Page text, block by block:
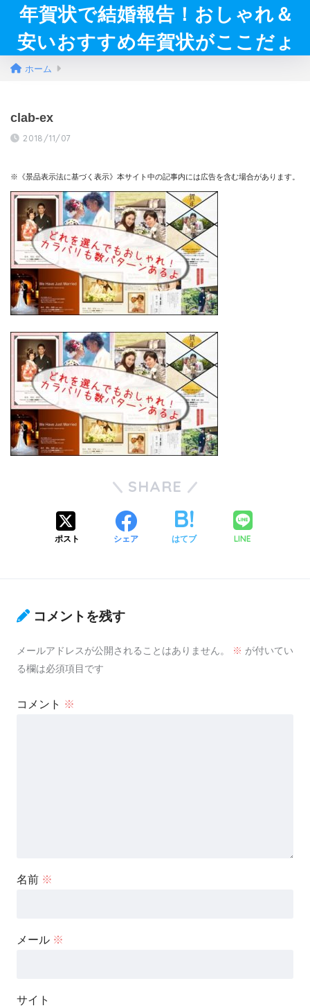
年賀状で結婚報告！おしゃれ＆
安いおすすめ年賀状がここだょ
ホーム
clab-ex
2018/11/07
※《景品表示法に基づく表示》本サイト中の記事内には広告を含む場合があります。
SHARE
ポスト シェア はてブ LINE
コメントを残す
メールアドレスが公開されることはありません。 ※ が付いてい
る欄は必須項目です
コメント ※
名前 ※
メール ※
サイト